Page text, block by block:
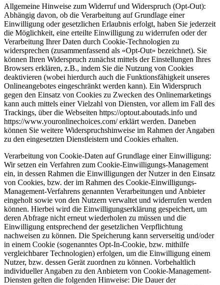
Allgemeine Hinweise zum Widerruf und Widerspruch (Opt-Out):
Abhängig davon, ob die Verarbeitung auf Grundlage einer
Einwilligung oder gesetzlichen Erlaubnis erfolgt, haben Sie jederzeit
die Möglichkeit, eine erteilte Einwilligung zu widerrufen oder der
Verarbeitung Ihrer Daten durch Cookie-Technologien zu
widersprechen (zusammenfassend als «Opt-Out» bezeichnet). Sie
können Ihren Widerspruch zunächst mittels der Einstellungen Ihres
Browsers erklären, z.B., indem Sie die Nutzung von Cookies
deaktivieren (wobei hierdurch auch die Funktionsfähigkeit unseres
Onlineangebotes eingeschränkt werden kann). Ein Widerspruch
gegen den Einsatz von Cookies zu Zwecken des Onlinemarketings
kann auch mittels einer Vielzahl von Diensten, vor allem im Fall des
Trackings, über die Webseiten https://optout.aboutads.info und
https://www.youronlinechoices.com/ erklärt werden. Daneben
können Sie weitere Widerspruchshinweise im Rahmen der Angaben
zu den eingesetzten Dienstleistern und Cookies erhalten.
Verarbeitung von Cookie-Daten auf Grundlage einer Einwilligung:
Wir setzen ein Verfahren zum Cookie-Einwilligungs-Management
ein, in dessen Rahmen die Einwilligungen der Nutzer in den Einsatz
von Cookies, bzw. der im Rahmen des Cookie-Einwilligungs-
Management-Verfahrens genannten Verarbeitungen und Anbieter
eingeholt sowie von den Nutzern verwaltet und widerrufen werden
können. Hierbei wird die Einwilligungserklärung gespeichert, um
deren Abfrage nicht erneut wiederholen zu müssen und die
Einwilligung entsprechend der gesetzlichen Verpflichtung
nachweisen zu können. Die Speicherung kann serverseitig und/oder
in einem Cookie (sogenanntes Opt-In-Cookie, bzw. mithilfe
vergleichbarer Technologien) erfolgen, um die Einwilligung einem
Nutzer, bzw. dessen Gerät zuordnen zu können. Vorbehaltlich
individueller Angaben zu den Anbietern von Cookie-Management-
Diensten gelten die folgenden Hinweise: Die Dauer der